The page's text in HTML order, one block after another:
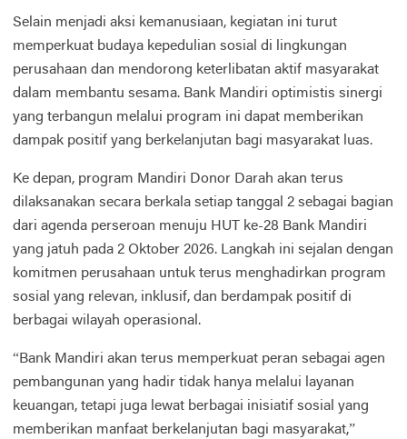
Selain menjadi aksi kemanusiaan, kegiatan ini turut
memperkuat budaya kepedulian sosial di lingkungan
perusahaan dan mendorong keterlibatan aktif masyarakat
dalam membantu sesama. Bank Mandiri optimistis sinergi
yang terbangun melalui program ini dapat memberikan
dampak positif yang berkelanjutan bagi masyarakat luas.
Ke depan, program Mandiri Donor Darah akan terus
dilaksanakan secara berkala setiap tanggal 2 sebagai bagian
dari agenda perseroan menuju HUT ke-28 Bank Mandiri
yang jatuh pada 2 Oktober 2026. Langkah ini sejalan dengan
komitmen perusahaan untuk terus menghadirkan program
sosial yang relevan, inklusif, dan berdampak positif di
berbagai wilayah operasional.
“Bank Mandiri akan terus memperkuat peran sebagai agen
pembangunan yang hadir tidak hanya melalui layanan
keuangan, tetapi juga lewat berbagai inisiatif sosial yang
memberikan manfaat berkelanjutan bagi masyarakat,”